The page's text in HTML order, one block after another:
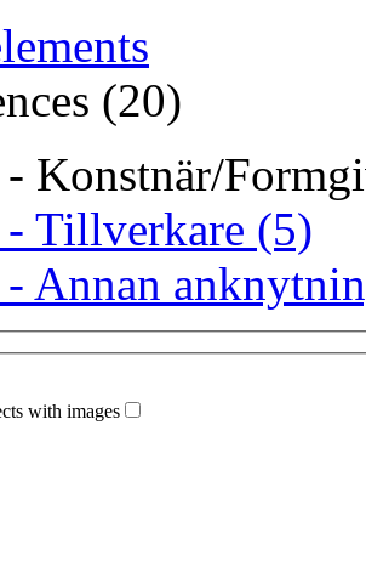
(20)
Konstnär/
- Tillverkare (5)
Annan
with images